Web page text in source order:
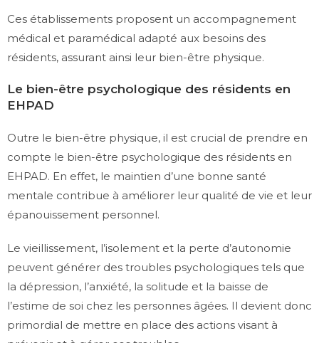
Ces établissements proposent un accompagnement
médical et paramédical adapté aux besoins des
résidents, assurant ainsi leur bien-être physique.
Le bien-être psychologique des résidents en
EHPAD
Outre le bien-être physique, il est crucial de prendre en
compte le bien-être psychologique des résidents en
EHPAD. En effet, le maintien d’une bonne santé
mentale contribue à améliorer leur qualité de vie et leur
épanouissement personnel.
Le vieillissement, l’isolement et la perte d’autonomie
peuvent générer des troubles psychologiques tels que
la dépression, l’anxiété, la solitude et la baisse de
l’estime de soi chez les personnes âgées. Il devient donc
primordial de mettre en place des actions visant à